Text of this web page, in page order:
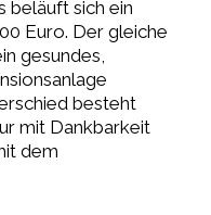
beläuft sich ein
Euro. Der gleiche
gesundes,
besteht
mit Dankbarkeit
dem